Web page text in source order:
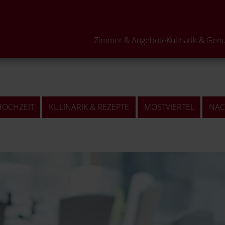
Zimmer & AngeboteKulinarik &
KULINARIK & REZEPTE MOSTVIERTEL